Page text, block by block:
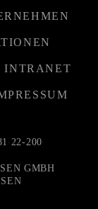
INTRANET
22-200
GMBH